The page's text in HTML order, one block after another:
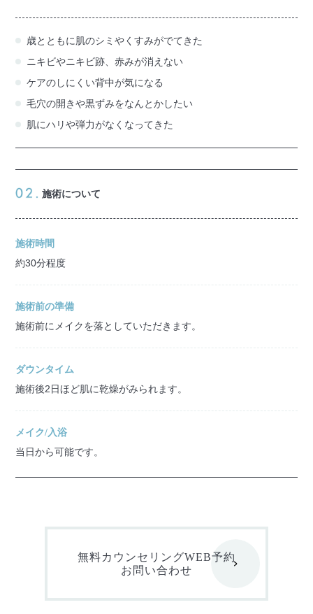
歳とともに肌のシミやくすみがでてきた
ニキビやニキビ跡、赤みが消えない
ケアのしにくい背中が気になる
毛穴の開きや黒ずみをなんとかしたい
肌にハリや弾力がなくなってきた
施術について
施術時間
約30分程度
施術前の準備
施術前にメイクを落としていただきます。
ダウンタイム
施術後2日ほど肌に乾燥がみられます。
メイク/入浴
当日から可能です。
無料カウンセリングWEB予約
お問い合わせ